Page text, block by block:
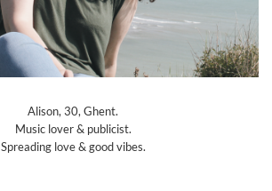
Alison, 30, Ghent.
Music lover & publicist.
Spreading love & good vibes.